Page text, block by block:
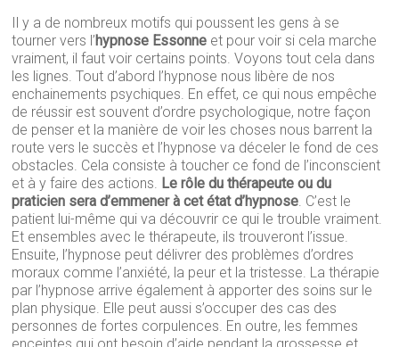
Il y a de nombreux motifs qui poussent les gens à se
tourner vers l’hypnose Essonne et pour voir si cela marche
vraiment, il faut voir certains points. Voyons tout cela dans
les lignes. Tout d’abord l’hypnose nous libère de nos
enchainements psychiques. En effet, ce qui nous empêche
de réussir est souvent d’ordre psychologique, notre façon
de penser et la manière de voir les choses nous barrent la
route vers le succès et l’hypnose va déceler le fond de ces
obstacles. Cela consiste à toucher ce fond de l’inconscient
et à y faire des actions. Le rôle du thérapeute ou du
praticien sera d’emmener à cet état d’hypnose. C’est le
patient lui-même qui va découvrir ce qui le trouble vraiment.
Et ensembles avec le thérapeute, ils trouveront l’issue.
Ensuite, l’hypnose peut délivrer des problèmes d’ordres
moraux comme l’anxiété, la peur et la tristesse. La thérapie
par l’hypnose arrive également à apporter des soins sur le
plan physique. Elle peut aussi s’occuper des cas des
personnes de fortes corpulences. En outre, les femmes